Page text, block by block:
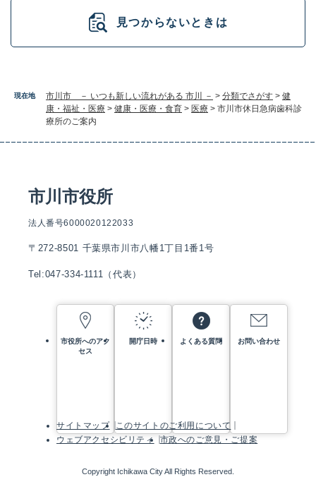
現在地 市川市 － いつも新しい流れがある 市川 － > 分類でさがす > 健
康・福祉・医療 > 健康・医療・食育 > 医療 > 市川市休日急病歯科診
療所のご案内
見つからないときは
市川市役所
法人番号6000020122033
〒272-8501 千葉県市川市八幡1丁目1番1号
Tel:047-334-1111（代表）
市役所へのアク
セス
開庁日時 よくある質問 お問い合わせ
サイトマップ
このサイトのご利用について
ウェブアクセシビリティ
市政へのご意見・ご提案
Copyright Ichikawa City All Rights Reserved.